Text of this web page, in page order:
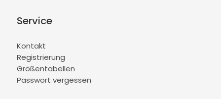
Service
Kontakt
Registrierung
Größentabellen
Passwort vergessen